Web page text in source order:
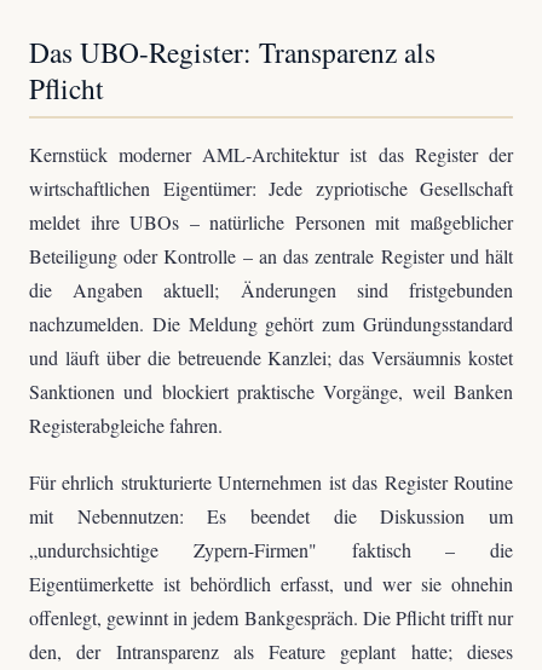
Das UBO-Register: Transparenz als
Pflicht
Kernstück moderner AML-Architektur ist das Register der
wirtschaftlichen Eigentümer: Jede zypriotische Gesellschaft
meldet ihre UBOs – natürliche Personen mit maßgeblicher
Beteiligung oder Kontrolle – an das zentrale Register und hält
die Angaben aktuell; Änderungen sind fristgebunden
nachzumelden. Die Meldung gehört zum Gründungsstandard
und läuft über die betreuende Kanzlei; das Versäumnis kostet
Sanktionen und blockiert praktische Vorgänge, weil Banken
Registerabgleiche fahren.
Für ehrlich strukturierte Unternehmen ist das Register Routine
mit Nebennutzen: Es beendet die Diskussion um
„undurchsichtige Zypern-Firmen" faktisch – die
Eigentümerkette ist behördlich erfasst, und wer sie ohnehin
offenlegt, gewinnt in jedem Bankgespräch. Die Pflicht trifft nur
den, der Intransparenz als Feature geplant hatte; dieses